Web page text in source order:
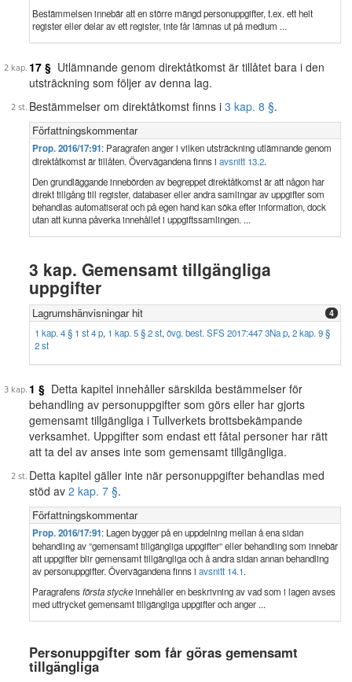
Bestämmelsen innebär att en större mängd personuppgifter, t.ex. ett helt
register eller delar av ett register, inte får lämnas ut på medium ...
17 § Utlämnande genom direktåtkomst är tillåtet bara i den
utsträckning som följer av denna lag.
Bestämmelser om direktåtkomst finns i 3 kap. 8 §.
Författningskommentar
Prop. 2016/17:91: Paragrafen anger i vilken utsträckning utlämnande genom
direktåtkomst är tillåten. Övervägandena finns i avsnitt 13.2.
Den grundläggande innebörden av begreppet direktåtkomst är att någon har
direkt tillgång till register, databaser eller andra samlingar av uppgifter som
behandlas automatiserat och på egen hand kan söka efter information, dock
utan att kunna påverka innehållet i uppgiftssamlingen. ...
3 kap. Gemensamt tillgängliga
uppgifter
Lagrumshänvisningar hit 4
1 kap. 4 § 1 st 4 p, 1 kap. 5 § 2 st, övg. best. SFS 2017:447 3Na p, 2 kap. 9 §
2 st
1 § Detta kapitel innehåller särskilda bestämmelser för
behandling av personuppgifter som görs eller har gjorts
gemensamt tillgängliga i Tullverkets brottsbekämpande
verksamhet. Uppgifter som endast ett fåtal personer har rätt
att ta del av anses inte som gemensamt tillgängliga.
Detta kapitel gäller inte när personuppgifter behandlas med
stöd av 2 kap. 7 §.
Författningskommentar
Prop. 2016/17:91: Lagen bygger på en uppdelning mellan å ena sidan
behandling av ”gemensamt tillgängliga uppgifter” eller behandling som innebär
att uppgifter blir gemensamt tillgängliga och å andra sidan annan behandling
av personuppgifter. Övervägandena finns i avsnitt 14.1.
Paragrafensförsta styckeinnehåller en beskrivning av vad som i lagen avses
med uttrycket gemensamt tillgängliga uppgifter och anger ...
Personuppgifter som får göras gemensamt
tillgängliga